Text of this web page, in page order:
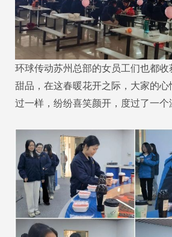
环球传动苏州总部的女员工们也都
甜品，在这春暖花开之际，大家的心
过一样，纷纷喜笑颜开，度过了一个